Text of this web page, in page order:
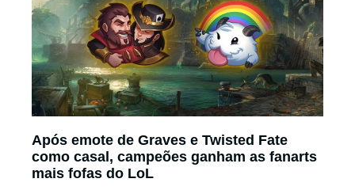
Após emote de Graves e Twisted Fate
como casal, campeões ganham as fanarts
mais fofas do LoL